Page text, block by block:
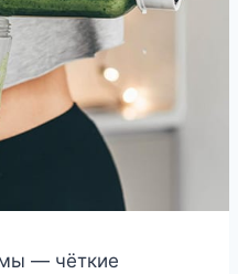
— чёткие